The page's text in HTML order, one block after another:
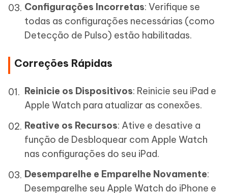
Configurações Incorretas: Verifique se
todas as configurações necessárias (como
Detecção de Pulso) estão habilitadas.
Correções Rápidas
Reinicie os Dispositivos: Reinicie seu iPad e
Apple Watch para atualizar as conexões.
Reative os Recursos: Ative e desative a
função de Desbloquear com Apple Watch
nas configurações do seu iPad.
Desemparelhe e Emparelhe Novamente:
Desemparelhe seu Apple Watch do iPhone e